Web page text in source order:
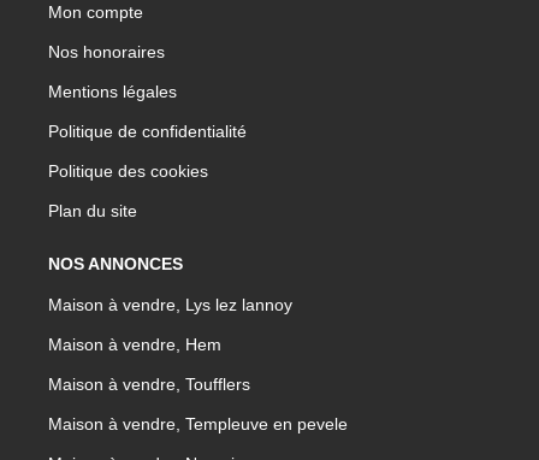
Mon compte
Nos honoraires
Mentions légales
Politique de confidentialité
Politique des cookies
Plan du site
NOS ANNONCES
Maison à vendre, Lys lez lannoy
Maison à vendre, Hem
Maison à vendre, Toufflers
Maison à vendre, Templeuve en pevele